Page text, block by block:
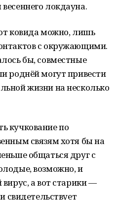
локдауна.
ковида можно, лишь
с окружающими.
бы, совместные
роднёй могут привести
жизни на несколько
кучкование по
связям хотя бы на
общаться друг с
возможно, и
а вот старики —
свидетельствует